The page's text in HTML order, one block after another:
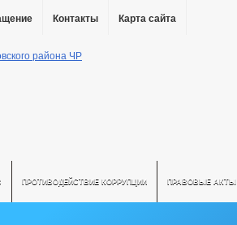
Контакты Карта сайта
ПРОТИВОДЕЙСТВИЕ КОРРУПЦИИ ПРАВОВЫЕ АКТЫ